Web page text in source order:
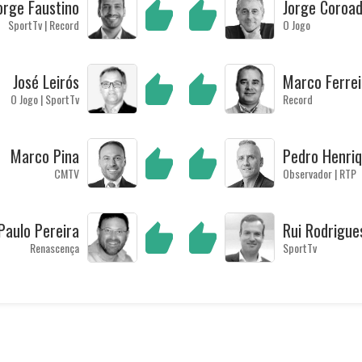
Faustino
SportTv | Record
Jorge
O Jogo
José Leirós
O Jogo | SportTv
Marco
Record
Marco Pina
CMTV
Pedro
Observador | RTP
Pereira
Renascença
Rui
SportTv